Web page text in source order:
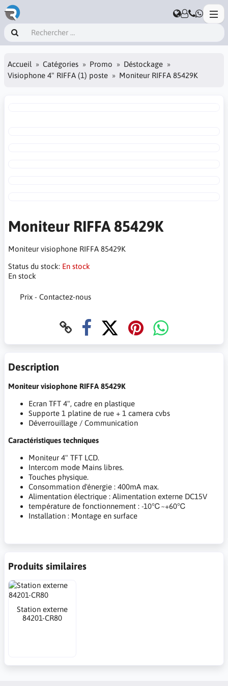
Accueil Catégories Promo
Déstockage
Visiophone 4" RIFFA (1) poste
Moniteur RIFFA 85429K
Moniteur RIFFA 85429K
Moniteur visiophone RIFFA 85429K
Status du stock: En stock
En stock
Prix - Contactez-nous
Description
Moniteur visiophone RIFFA 85429K
Ecran TFT 4", cadre en plastique
Supporte 1 platine de rue + 1 camera cvbs
Déverrouillage / Communication
Caractéristiques techniques
Moniteur 4" TFT LCD.
Intercom mode Mains libres.
Touches physique.
Consommation d'énergie : 400mA max.
Alimentation électrique : Alimentation externe DC15V
température de fonctionnement : -10℃~+60℃
Installation : Montage en surface
Produits similaires
Station externe
84201-CR80